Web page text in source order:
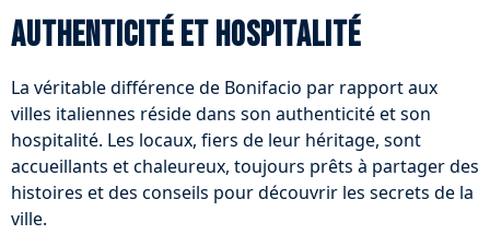
Authenticité et hospitalité
La véritable différence de Bonifacio par rapport aux
villes italiennes réside dans son authenticité et son
hospitalité. Les locaux, fiers de leur héritage, sont
accueillants et chaleureux, toujours prêts à partager des
histoires et des conseils pour découvrir les secrets de la
ville.